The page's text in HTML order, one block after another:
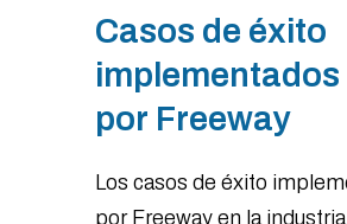
Casos de éxito
implementados
por Freeway
Los casos de éxito
por Freeway en la industria